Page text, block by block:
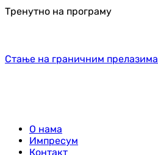
Тренутно на програму
Стање на граничним прелазима
О нама
Импресум
Контакт